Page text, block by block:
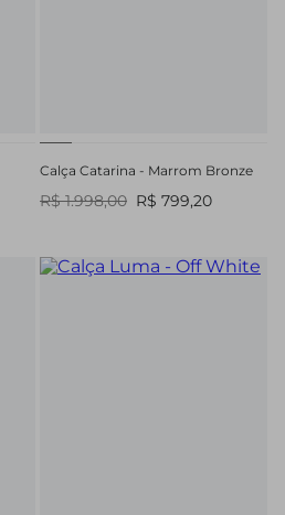
Calça Catarina - Marrom Bronze
R$ 1.998,00 R$ 799,20